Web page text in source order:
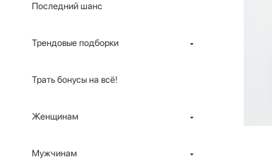
Последний шанс
Трендовые подборки
Трать бонусы на всё!
Женщинам
Мужчинам